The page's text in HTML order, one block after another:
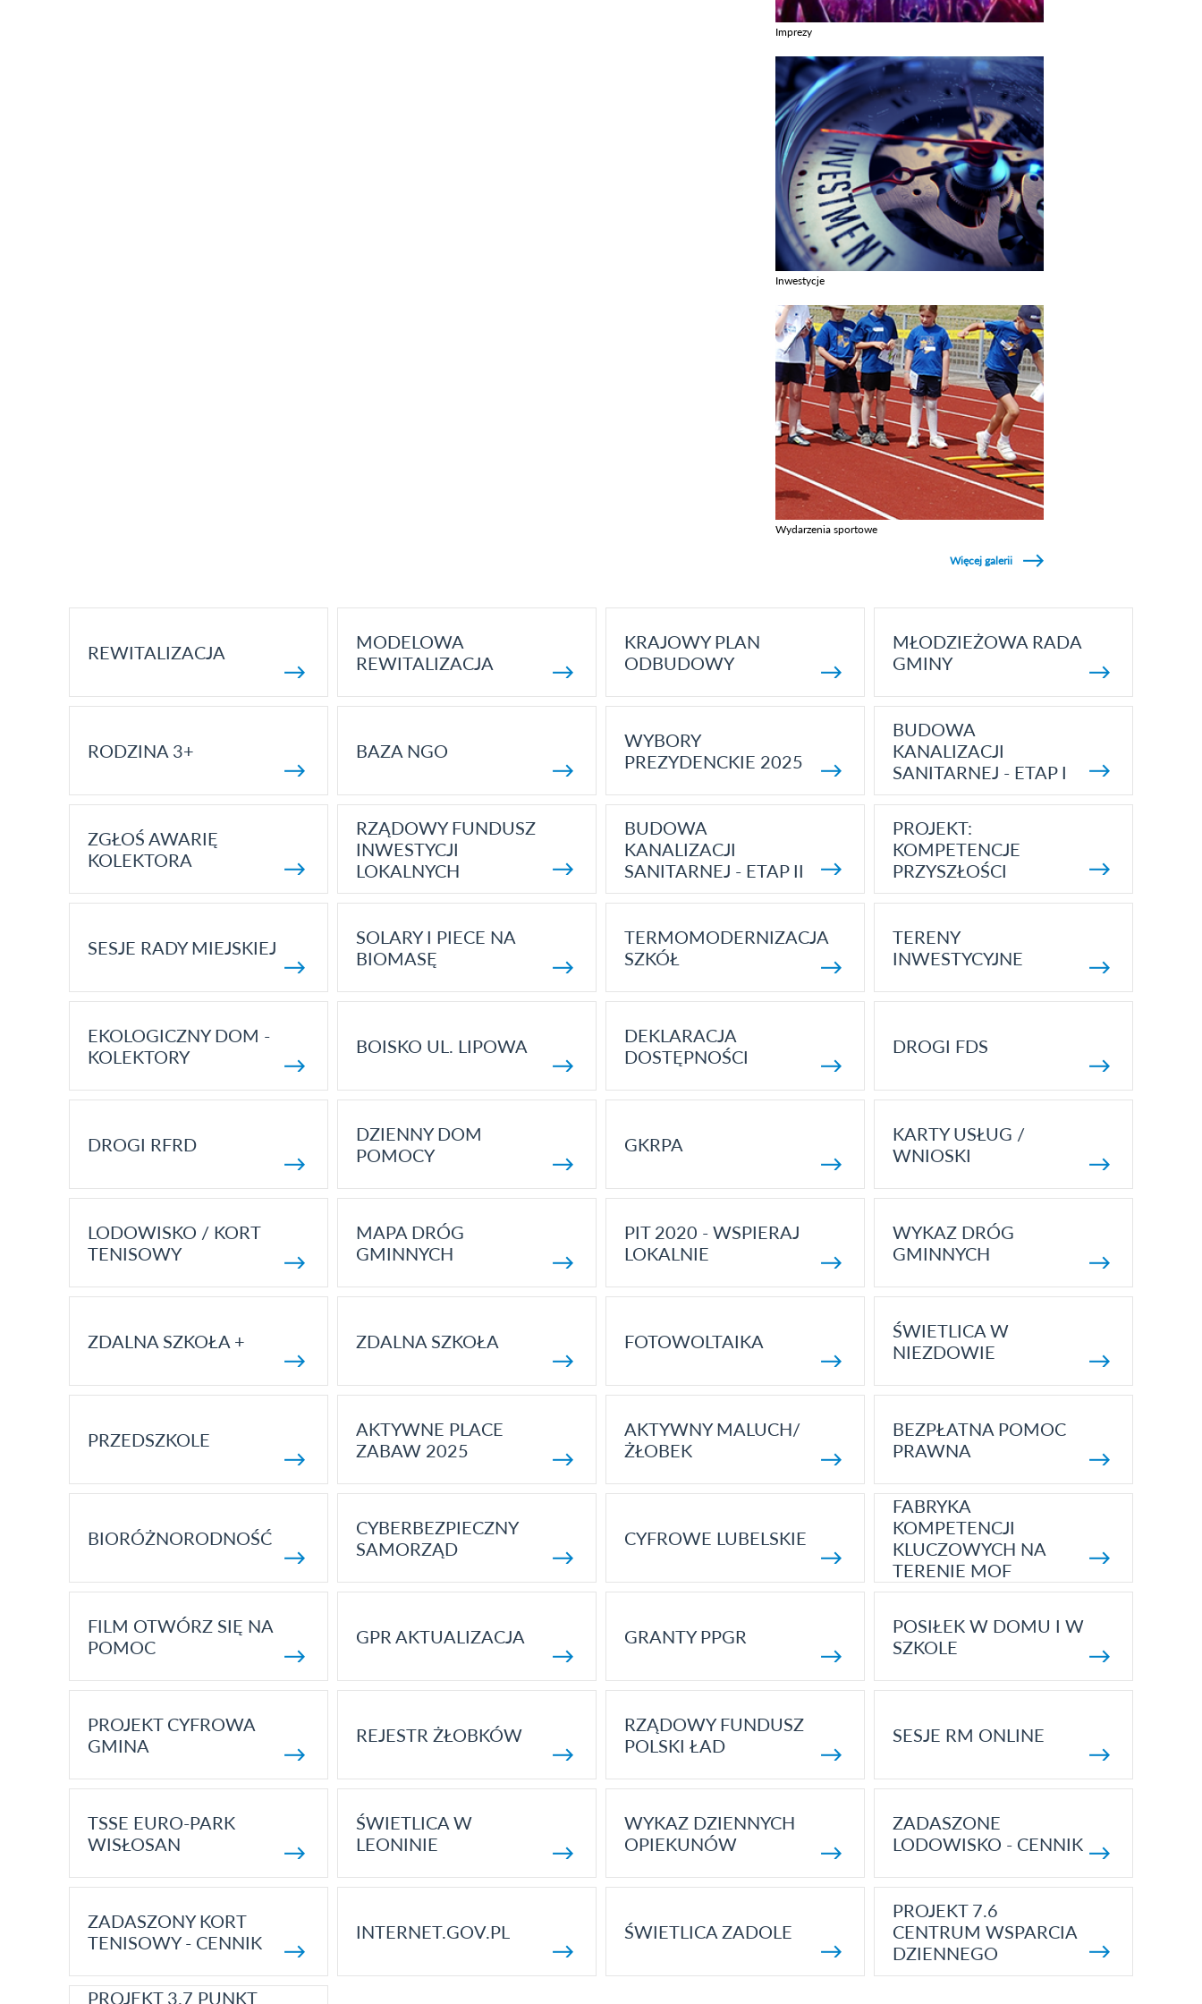
Imprezy
Inwestycje
Wydarzenia sportowe
Więcej galerii
REWITALIZACJA
MODELOWA
REWITALIZACJA
KRAJOWY PLAN
ODBUDOWY
MŁODZIEŻOWA RADA
GMINY
RODZINA 3+ BAZA NGO
WYBORY
PREZYDENCKIE 2025
BUDOWA
KANALIZACJI
SANITARNEJ - ETAP I
ZGŁOŚ AWARIĘ
KOLEKTORA
RZĄDOWY FUNDUSZ
INWESTYCJI
LOKALNYCH
BUDOWA
KANALIZACJI
SANITARNEJ - ETAP II
PROJEKT:
KOMPETENCJE
PRZYSZŁOŚCI
SESJE RADY MIEJSKIEJ
SOLARY I PIECE NA
BIOMASĘ
TERMOMODERNIZACJA
SZKÓŁ
TERENY
INWESTYCYJNE
EKOLOGICZNY DOM -
KOLEKTORY
BOISKO UL. LIPOWA
DEKLARACJA
DOSTĘPNOŚCI
DROGI FDS
DROGI RFRD
DZIENNY DOM
POMOCY
GKRPA
KARTY USŁUG /
WNIOSKI
LODOWISKO / KORT
TENISOWY
MAPA DRÓG
GMINNYCH
PIT 2020 - WSPIERAJ
LOKALNIE
WYKAZ DRÓG
GMINNYCH
ZDALNA SZKOŁA + ZDALNA SZKOŁA FOTOWOLTAIKA
ŚWIETLICA W
NIEZDOWIE
PRZEDSZKOLE
AKTYWNE PLACE
ZABAW 2025
AKTYWNY MALUCH/
ŻŁOBEK
BEZPŁATNA POMOC
PRAWNA
BIORÓŻNORODNOŚĆ
CYBERBEZPIECZNY
SAMORZĄD
CYFROWE LUBELSKIE
FABRYKA
KOMPETENCJI
KLUCZOWYCH NA
TERENIE MOF
FILM OTWÓRZ SIĘ NA
POMOC
GPR AKTUALIZACJA GRANTY PPGR
POSIŁEK W DOMU I W
SZKOLE
PROJEKT CYFROWA
GMINA
REJESTR ŻŁOBKÓW
RZĄDOWY FUNDUSZ
POLSKI ŁAD
SESJE RM ONLINE
TSSE EURO-PARK
WISŁOSAN
ŚWIETLICA W
LEONINIE
WYKAZ DZIENNYCH
OPIEKUNÓW
ZADASZONE
LODOWISKO - CENNIK
ZADASZONY KORT
TENISOWY - CENNIK
INTERNET.GOV.PL ŚWIETLICA ZADOLE
PROJEKT 7.6
CENTRUM WSPARCIA
DZIENNEGO
PROJEKT 3.7 PUNKT